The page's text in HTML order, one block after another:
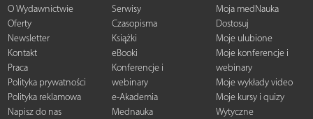
O Wydawnictwie
Oferty
Newsletter
Kontakt
Praca
Polityka prywatności
Polityka reklamowa
Napisz do nas
Serwisy
Czasopisma
Książki
eBooki
Konferencje i
webinary
e-Akademia
Mednauka
Moja medNauka
Dostosuj
Moje ulubione
Moje konferencje i
webinary
Moje wykłady video
Moje kursy i quizy
Wytyczne